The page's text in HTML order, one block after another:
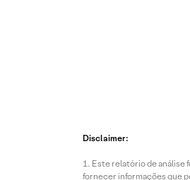
Disclaimer:
Este relatório de análise
fornecer informações que